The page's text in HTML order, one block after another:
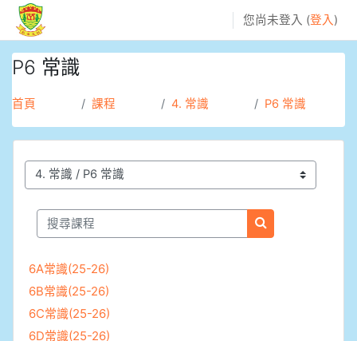
跳至主內容
您尚未登入 (登入 )
P6 常識
首頁 課程 4. 常識 P6 常識
課程類別
搜尋課程
搜尋課程
6A常識(25-26)
6B常識(25-26)
6C常識(25-26)
6D常識(25-26)